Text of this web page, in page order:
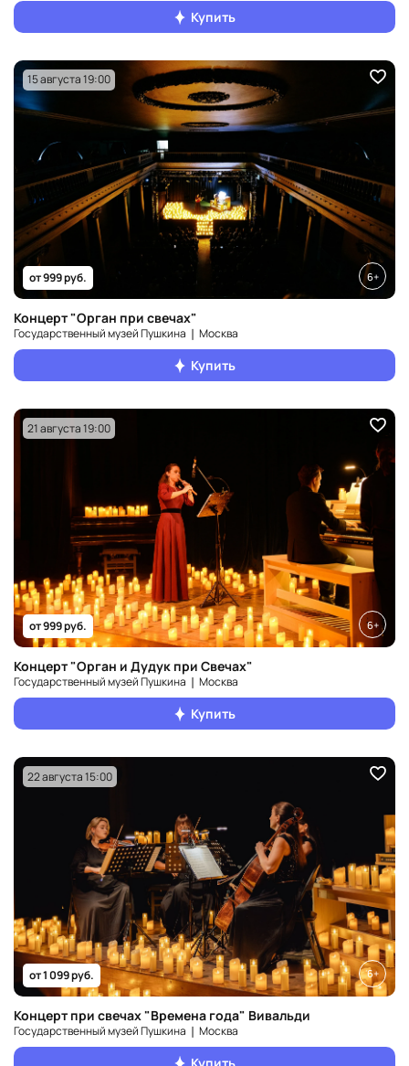
Купить
15 августа 19:00
от 999 руб. 6+
Концерт "Орган при свечах"
Государственный музей Пушкина ❘ Москва
Купить
21 августа 19:00
от 999 руб. 6+
Концерт "Орган и Дудук при Свечах"
Государственный музей Пушкина ❘ Москва
Купить
22 августа 15:00
от 1 099 руб. 6+
Концерт при свечах "Времена года" Вивальди
Государственный музей Пушкина ❘ Москва
Купить